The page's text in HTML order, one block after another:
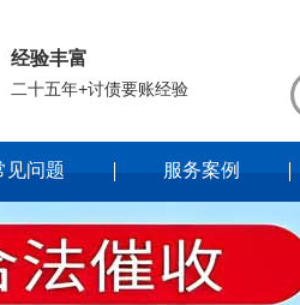
经验丰富
二十五年+讨债要账经验
见问题 服务案例